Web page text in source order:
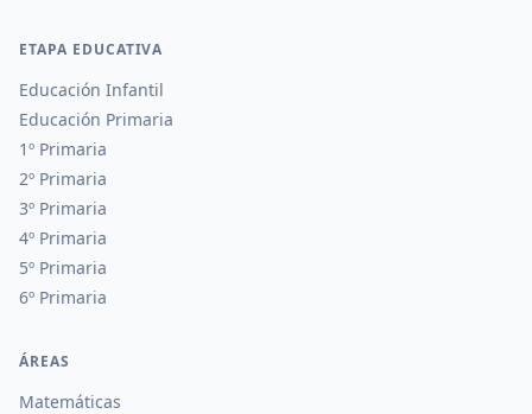
ETAPA EDUCATIVA
Educación Infantil
Educación Primaria
1º Primaria
2º Primaria
3º Primaria
4º Primaria
5º Primaria
6º Primaria
ÁREAS
Matemáticas